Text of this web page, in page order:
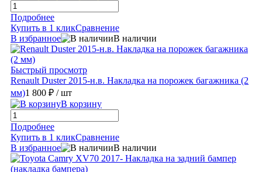
Подробнее
Купить в 1 кликСравнение
В избранное
В наличии
Быстрый просмотр
Renault Duster 2015-н.в. Накладка на порожек багажника (2
мм)1 800 ₽ / шт
В корзину
Подробнее
Купить в 1 кликСравнение
В избранное
В наличии